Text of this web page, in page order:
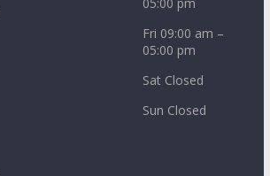
Fri 09:00 am –
05:00 pm
Sat Closed
Sun Closed